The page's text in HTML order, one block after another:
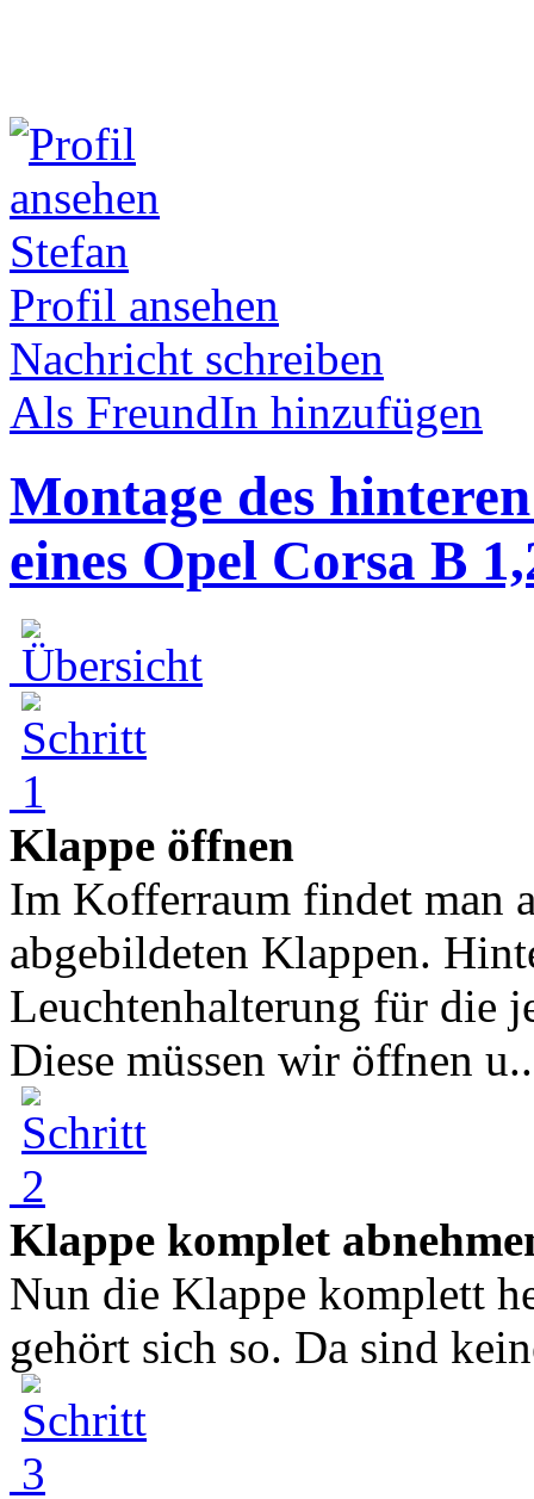
Stefan
Profil ansehen
Nachricht schreiben
Als FreundIn hinzufügen
Montage des
eines Opel Corsa B
Klappe öffnen
Im Kofferraum findet man
abgebildeten Klappen.
Leuchtenhalterung für die
Diese müssen wir öffnen
Klappe komplet
Nun die Klappe komplett
gehört sich so. Da sind